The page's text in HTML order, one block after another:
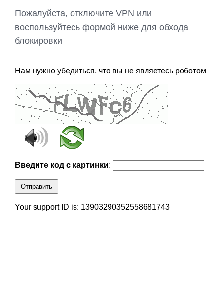
Пожалуйста, отключите VPN или
воспользуйтесь формой ниже для обхода
блокировки
Нам нужно убедиться, что вы не являетесь роботом
Введите код с картинки:
Отправить
Your support ID is: 13903290352558681743